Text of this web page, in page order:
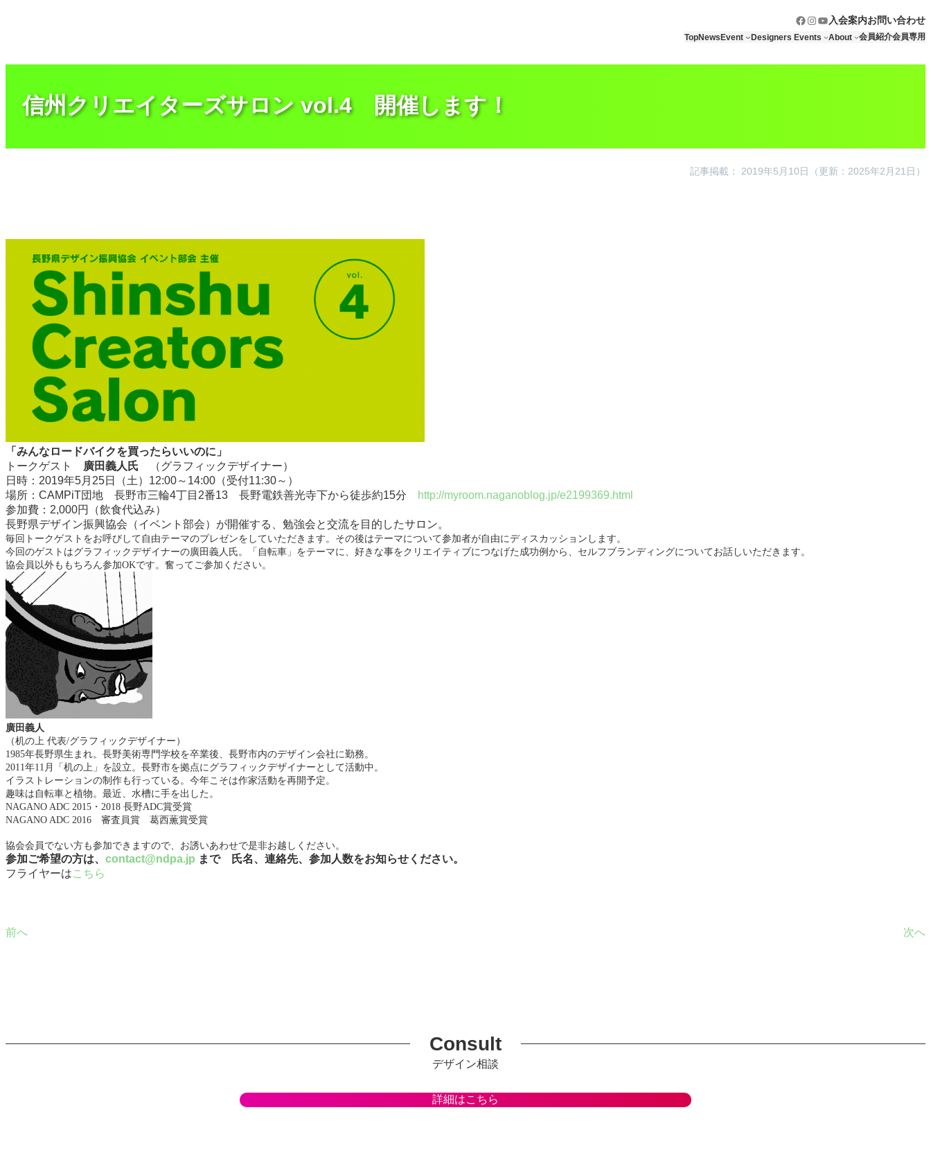
Facebook
Instagram
YouTube
入会案内お問い合わせ
TopNewsEvent Designers Events About 会員紹介会員専用
信州クリエイターズサロン vol.4 開催します！
記事掲載： 2019年5月10日 （更新：2025年2月21日）
「みんなロードバイクを買ったらいいのに」
トークゲスト
廣田義人氏
（グラフィックデザイナー）
日時：2019年5月25日（土）12:00～14:00（受付11:30～）
場所：CAMPiT団地 長野市三輪4丁目2番13 長野電鉄善光寺下から徒歩約15分
http://myroom.naganoblog.jp/e2199369.html
参加費：2,000円（飲食代込み）
長野県デザイン振興協会（イベント部会）が開催する、勉強会と交流を目的したサロン。
毎回トークゲストをお呼びして自由テーマのプレゼンをしていただきます。その後はテーマについて参加者が自由にディスカッションします。
今回のゲストはグラフィックデザイナーの廣田義人氏。「自転車」をテーマに、好きな事をクリエイティブにつなげた成功例から、セルフブランディングについてお話しいただきます。
協会員以外ももちろん参加OKです。奮ってご参加ください。
廣田義人
（机の上 代表/グラフィックデザイナー）
1985年長野県生まれ。長野美術専門学校を卒業後、長野市内のデザイン会社に勤務。
2011年11月「机の上」を設立。長野市を拠点にグラフィックデザイナーとして活動中。
イラストレーションの制作も行っている。今年こそは作家活動を再開予定。
趣味は自転車と植物。最近、水槽に手を出した。
NAGANO ADC 2015・2018 長野ADC賞受賞
NAGANO ADC 2016 審査員賞 葛西薫賞受賞
協会会員でない方も参加できますので、お誘いあわせで是非お越しください。
参加ご希望の方は、 contact@ndpa.jp まで 氏名、連絡先、参加人数をお知らせください。
フライヤーはこちら
前へ 次へ
Consult
デザイン相談
詳細はこちら